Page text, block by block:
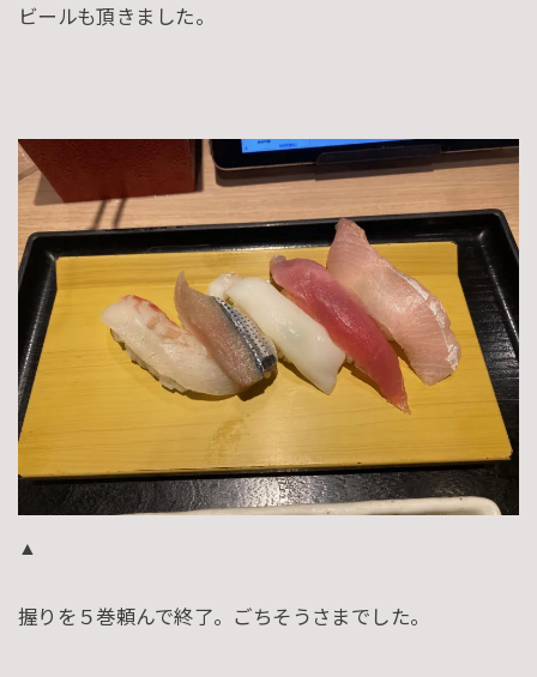
ビールも頂きました。
▲
握りを５巻頼んで終了。ごちそうさまでした。